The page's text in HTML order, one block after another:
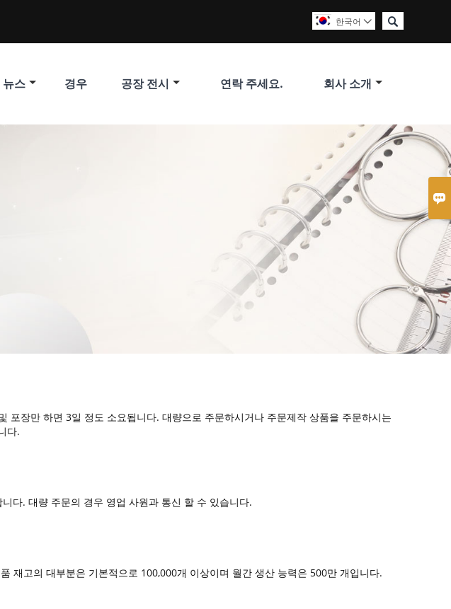


한국어 
뉴스 경우 공장 전시 연락 주세요. 회사 소개
포장만 하면 3일 정도 소요됩니다. 대량으로 주문하시거나 주문제작 상품을 주문하시는
다.
다. 대량 주문의 경우 영업 사원과 통신 할 수 있습니다.
재고의 대부분은 기본적으로 100,000개 이상이며 월간 생산 능력은 500만 개입니다.